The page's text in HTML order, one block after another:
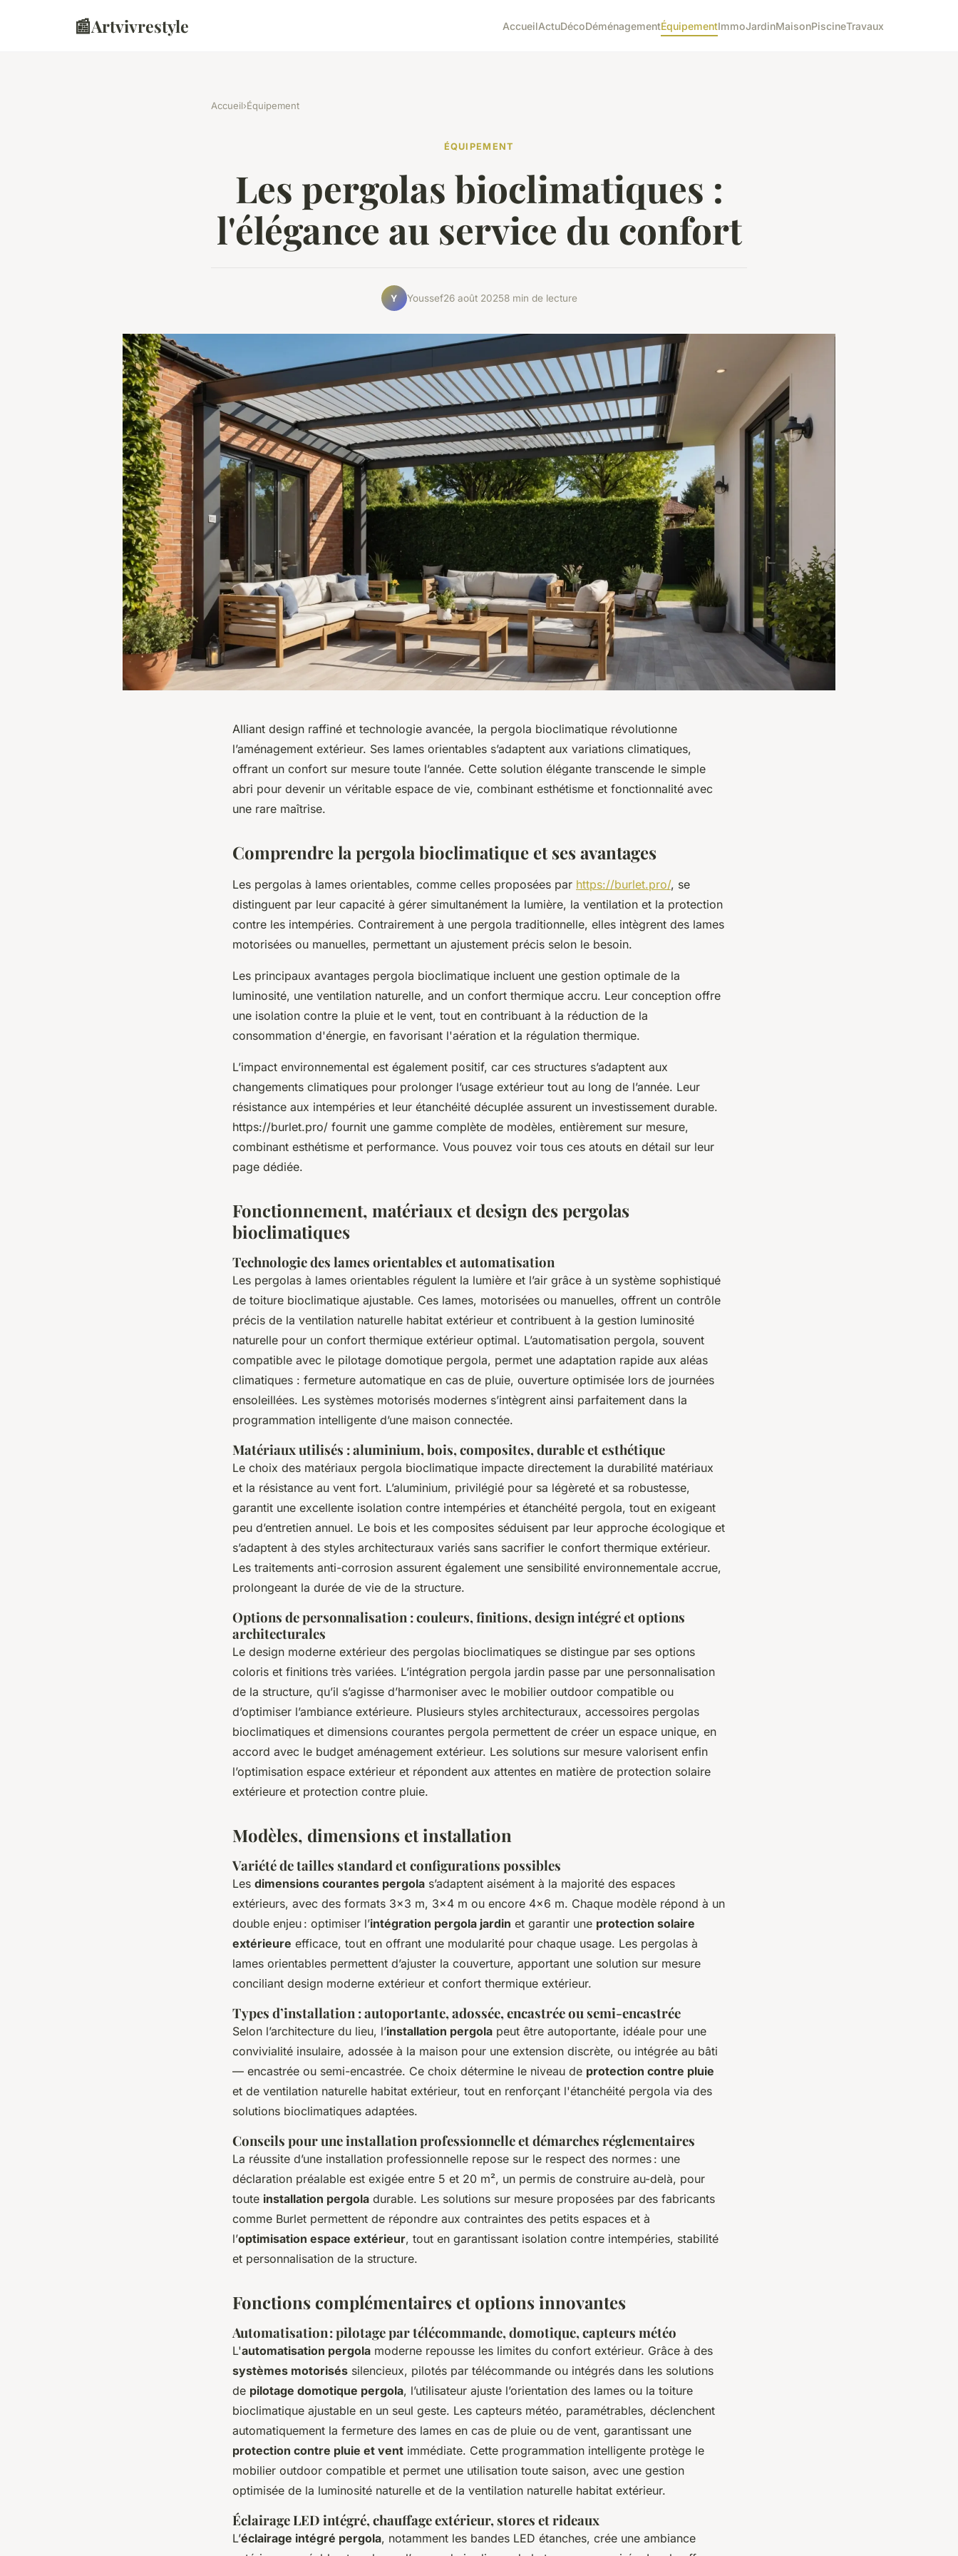
📰Artvivrestyle AccueilActuDécoDéménagementÉquipementImmoJardinMaisonPiscineTravaux
Accueil›Équipement
ÉQUIPEMENT
Les pergolas bioclimatiques :
l'élégance au service du confort
Y Youssef26 août 20258 min de lecture
Alliant design raffiné et technologie avancée, la pergola bioclimatique révolutionne
l’aménagement extérieur. Ses lames orientables s’adaptent aux variations climatiques,
offrant un confort sur mesure toute l’année. Cette solution élégante transcende le simple
abri pour devenir un véritable espace de vie, combinant esthétisme et fonctionnalité avec
une rare maîtrise.
Comprendre la pergola bioclimatique et ses avantages
Les pergolas à lames orientables, comme celles proposées par https://burlet.pro/, se
distinguent par leur capacité à gérer simultanément la lumière, la ventilation et la protection
contre les intempéries. Contrairement à une pergola traditionnelle, elles intègrent des lames
motorisées ou manuelles, permettant un ajustement précis selon le besoin.
Les principaux avantages pergola bioclimatique incluent une gestion optimale de la
luminosité, une ventilation naturelle, and un confort thermique accru. Leur conception offre
une isolation contre la pluie et le vent, tout en contribuant à la réduction de la
consommation d'énergie, en favorisant l'aération et la régulation thermique.
L’impact environnemental est également positif, car ces structures s’adaptent aux
changements climatiques pour prolonger l’usage extérieur tout au long de l’année. Leur
résistance aux intempéries et leur étanchéité décuplée assurent un investissement durable.
https://burlet.pro/ fournit une gamme complète de modèles, entièrement sur mesure,
combinant esthétisme et performance. Vous pouvez voir tous ces atouts en détail sur leur
page dédiée.
Fonctionnement, matériaux et design des pergolas
bioclimatiques
Technologie des lames orientables et automatisation
Les pergolas à lames orientables régulent la lumière et l’air grâce à un système sophistiqué
de toiture bioclimatique ajustable. Ces lames, motorisées ou manuelles, offrent un contrôle
précis de la ventilation naturelle habitat extérieur et contribuent à la gestion luminosité
naturelle pour un confort thermique extérieur optimal. L’automatisation pergola, souvent
compatible avec le pilotage domotique pergola, permet une adaptation rapide aux aléas
climatiques : fermeture automatique en cas de pluie, ouverture optimisée lors de journées
ensoleillées. Les systèmes motorisés modernes s’intègrent ainsi parfaitement dans la
programmation intelligente d’une maison connectée.
Matériaux utilisés : aluminium, bois, composites, durable et esthétique
Le choix des matériaux pergola bioclimatique impacte directement la durabilité matériaux
et la résistance au vent fort. L’aluminium, privilégié pour sa légèreté et sa robustesse,
garantit une excellente isolation contre intempéries et étanchéité pergola, tout en exigeant
peu d’entretien annuel. Le bois et les composites séduisent par leur approche écologique et
s’adaptent à des styles architecturaux variés sans sacrifier le confort thermique extérieur.
Les traitements anti-corrosion assurent également une sensibilité environnementale accrue,
prolongeant la durée de vie de la structure.
Options de personnalisation : couleurs, finitions, design intégré et options
architecturales
Le design moderne extérieur des pergolas bioclimatiques se distingue par ses options
coloris et finitions très variées. L’intégration pergola jardin passe par une personnalisation
de la structure, qu’il s’agisse d’harmoniser avec le mobilier outdoor compatible ou
d’optimiser l’ambiance extérieure. Plusieurs styles architecturaux, accessoires pergolas
bioclimatiques et dimensions courantes pergola permettent de créer un espace unique, en
accord avec le budget aménagement extérieur. Les solutions sur mesure valorisent enfin
l’optimisation espace extérieur et répondent aux attentes en matière de protection solaire
extérieure et protection contre pluie.
Modèles, dimensions et installation
Variété de tailles standard et configurations possibles
Les dimensions courantes pergola s’adaptent aisément à la majorité des espaces
extérieurs, avec des formats 3x3 m, 3x4 m ou encore 4x6 m. Chaque modèle répond à un
double enjeu : optimiser l’intégration pergola jardin et garantir une protection solaire
extérieure efficace, tout en offrant une modularité pour chaque usage. Les pergolas à
lames orientables permettent d’ajuster la couverture, apportant une solution sur mesure
conciliant design moderne extérieur et confort thermique extérieur.
Types d’installation : autoportante, adossée, encastrée ou semi-encastrée
Selon l’architecture du lieu, l’installation pergola peut être autoportante, idéale pour une
convivialité insulaire, adossée à la maison pour une extension discrète, ou intégrée au bâti
— encastrée ou semi-encastrée. Ce choix détermine le niveau de protection contre pluie
et de ventilation naturelle habitat extérieur, tout en renforçant l'étanchéité pergola via des
solutions bioclimatiques adaptées.
Conseils pour une installation professionnelle et démarches réglementaires
La réussite d’une installation professionnelle repose sur le respect des normes : une
déclaration préalable est exigée entre 5 et 20 m², un permis de construire au-delà, pour
toute installation pergola durable. Les solutions sur mesure proposées par des fabricants
comme Burlet permettent de répondre aux contraintes des petits espaces et à
l’optimisation espace extérieur, tout en garantissant isolation contre intempéries, stabilité
et personnalisation de la structure.
Fonctions complémentaires et options innovantes
Automatisation : pilotage par télécommande, domotique, capteurs météo
L'automatisation pergola moderne repousse les limites du confort extérieur. Grâce à des
systèmes motorisés silencieux, pilotés par télécommande ou intégrés dans les solutions
de pilotage domotique pergola, l’utilisateur ajuste l’orientation des lames ou la toiture
bioclimatique ajustable en un seul geste. Les capteurs météo, paramétrables, déclenchent
automatiquement la fermeture des lames en cas de pluie ou de vent, garantissant une
protection contre pluie et vent immédiate. Cette programmation intelligente protège le
mobilier outdoor compatible et permet une utilisation toute saison, avec une gestion
optimisée de la luminosité naturelle et de la ventilation naturelle habitat extérieur.
Éclairage LED intégré, chauffage extérieur, stores et rideaux
L’éclairage intégré pergola, notamment les bandes LED étanches, crée une ambiance